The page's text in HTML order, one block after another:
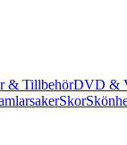
& TillbehörDVD &
Skor